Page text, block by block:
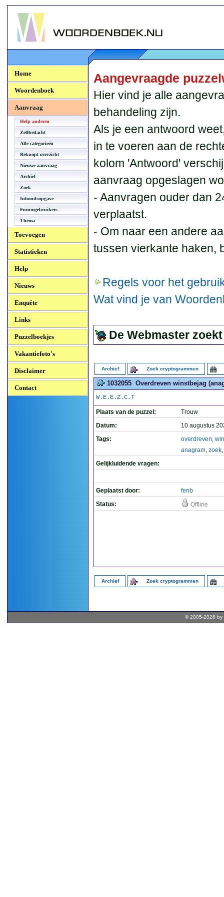
Woordenboek.NU
Home
Woordenboek
Aanvraag
Help anderen
Zelfbedacht
Alle categorieën
Beknopt overzicht
Nieuwe aanvraag
Archief
Zoek
Inhoudsopgave
Forumgebruikers
Thema
Toevoegen
Statistieken
Help
Nieuws
Enquête
Links
Puzzelboekjes
Vakantiefoto's
Disclaimer
Contact
Aangevraagde
Hier vind je alle
behandeling zijn.
Als je een antwoord
in te voeren aan de
kolom 'Antwoord'
aanvraag opgeslagen
- Aanvragen ouder dan
verplaatst.
- Om naar een andere
tussen vierkante haken,
Regels voor het
Wat vind je van
De Webmaster
Archief Zoek cryptogrammen
1032055 Overdreven winstbejag
W.E.E.Z.C.T
Plaats van de puzzel:
Trouw
Datum:
10 augustus
Tags:
overdreven,
anagram, zoek,
Gelijkluidende vragen:
Geplaatst door:
fenb
Status:
Offline
Archief Zoek cryptogrammen
© 2005-2026 by